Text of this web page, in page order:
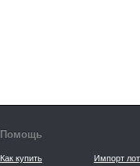
Помощь
Как купить Импорт